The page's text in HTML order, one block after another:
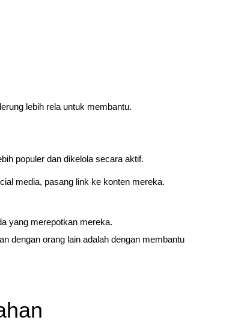
lebih rela untuk membantu.
populer dan dikelola secara aktif.
media, pasang link ke konten mereka.
yang merepotkan mereka.
dengan orang lain adalah dengan membantu